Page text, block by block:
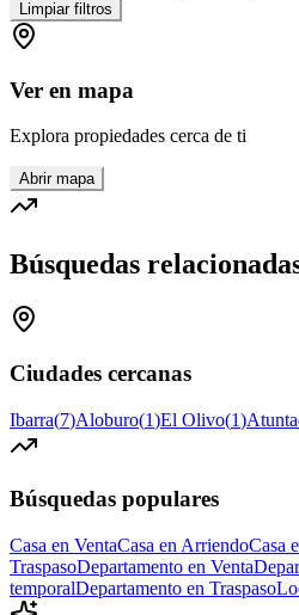
Limpiar filtros
Ver en mapa
Explora propiedades cerca de ti
Abrir mapa
Búsquedas
Ciudades cercanas
Ibarra(7)Aloburo(1)El Olivo(1)
Búsquedas populares
Casa en VentaCasa en ArriendoCasa
TraspasoDepartamento en Venta
temporalDepartamento en Traspaso